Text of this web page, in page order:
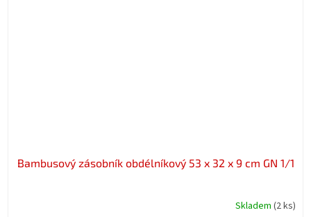
Bambusový zásobník obdélníkový 53 x 32 x 9 cm GN 1/1
Skladem (2 ks)